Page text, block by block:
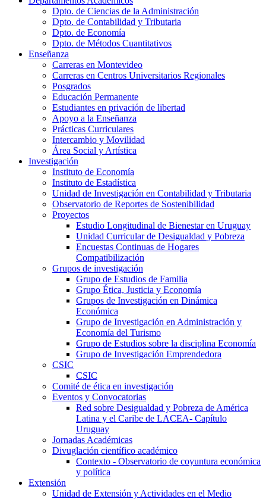
Dpto. de Ciencias de la Administración
Dpto. de Contabilidad y Tributaria
Dpto. de Economía
Dpto. de Métodos Cuantitativos
Enseñanza
Carreras en Montevideo
Carreras en Centros Universitarios Regionales
Posgrados
Educación Permanente
Estudiantes en privación de libertad
Apoyo a la Enseñanza
Prácticas Curriculares
Intercambio y Movilidad
Área Social y Artística
Investigación
Instituto de Economía
Instituto de Estadística
Unidad de Investigación en Contabilidad y Tributaria
Observatorio de Reportes de Sostenibilidad
Proyectos
Estudio Longitudinal de Bienestar en Uruguay
Unidad Curricular de Desigualdad y Pobreza
Encuestas Continuas de Hogares
Compatibilización
Grupos de investigación
Grupo de Estudios de Familia
Grupo Ética, Justicia y Economía
Grupos de Investigación en Dinámica
Económica
Grupo de Investigación en Administración y
Economía del Turismo
Grupo de Estudios sobre la disciplina Economía
Grupo de Investigación Emprendedora
CSIC
CSIC
Comité de ética en investigación
Eventos y Convocatorias
Red sobre Desigualdad y Pobreza de América
Latina y el Caribe de LACEA- Capítulo
Uruguay
Jornadas Académicas
Divuglación científico académico
Contexto - Observatorio de coyuntura económica
y política
Extensión
Unidad de Extensión y Actividades en el Medio